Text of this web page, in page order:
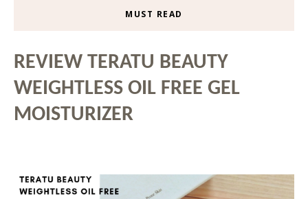
MUST READ
REVIEW TERATU BEAUTY
WEIGHTLESS OIL FREE GEL
MOISTURIZER